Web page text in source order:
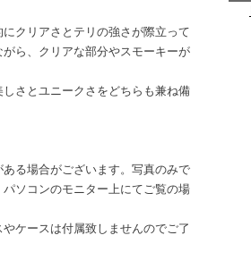
クリアさとテリの強さが際立って
ら、クリアな部分やスモーキーが
さとユニークさをどちらも兼ね備
る場合がございます。写真のみで
ソコンのモニター上にてご覧の場
ケースは付属致しませんのでご了